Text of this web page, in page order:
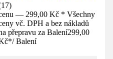
17)
— 299,00 Kč * Všechny
vč. DPH a bez nákladů
přepravu za Balení299,00
*/ Balení